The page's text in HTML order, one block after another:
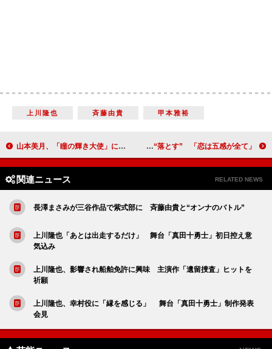
上川隆也 斉藤由貴 甲本雅裕
山本美月、「瞳の輝き大使」に 輝く大きな瞳を褒められ「視野広いのかも？」 ノンスタ井上、相武紗季を“落とす” 「恋は五感が全て」
関連ニュース RELATED NEWS
長澤まさみが三谷作品で紫式部に 斉藤由貴と“オンナのバトル”
上川隆也「あとは出走するだけ」 舞台「真田十勇士」初日控え意
気込み
上川隆也、影響され船舶免許に興味 主演作「遺留捜査」ヒットを
祈願
上川隆也、幸村役に「縁を感じる」 舞台「真田十勇士」制作発表
会見